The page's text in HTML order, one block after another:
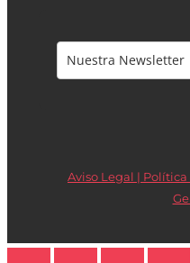
Aviso Legal | Política